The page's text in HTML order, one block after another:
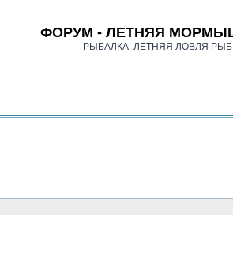
ФОРУМ - ЛЕТНЯЯ
РЫБАЛКА. ЛЕТНЯЯ ЛОВЛЯ